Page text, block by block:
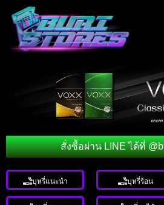
สั่งซื้อผ่าน LINE ได้ที่
บุหรี่แนะนำ บุหรี่ร้อน